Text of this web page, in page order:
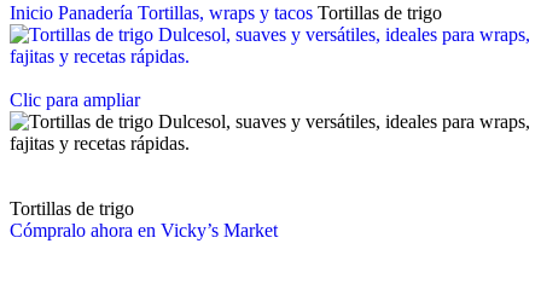
Inicio Panadería Tortillas, wraps y tacos Tortillas de trigo
Clic para ampliar
Tortillas de trigo
Cómpralo ahora en Vicky’s Market